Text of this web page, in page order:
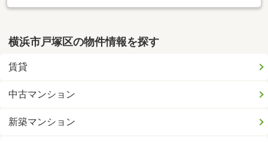
横浜市戸塚区の物件情報を探す
賃貸
中古マンション
新築マンション